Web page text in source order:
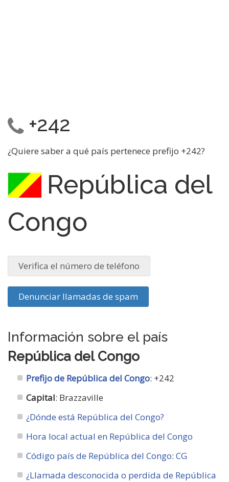
+242
¿Quiere saber a qué país pertenece prefijo +242?
República del
Congo
Verifica el número de teléfono
Denunciar llamadas de spam
Información sobre el país
República del Congo
Prefijo de República del Congo: +242
Capital: Brazzaville
¿Dónde está República del Congo?
Hora local actual en República del Congo
Código país de República del Congo:CG
¿Llamada desconocida o perdida de República